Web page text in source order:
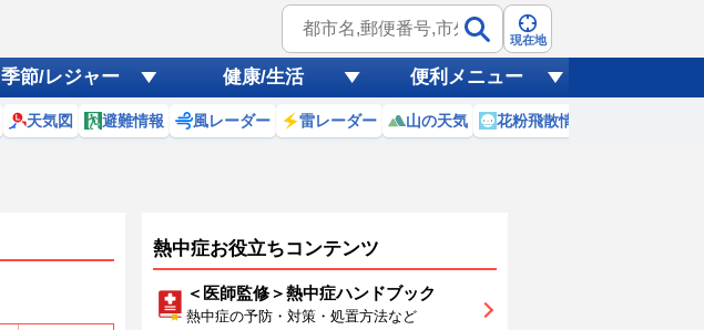
現在地
季節/レジャー 健康/生活 便利メニュー
天気図 避難情報 風レーダー 雷レーダー 山の天気 花粉飛散情報
熱中症お役立ちコンテンツ
＜医師監修＞熱中症ハンドブック
熱中症の予防・対策・処置方法など